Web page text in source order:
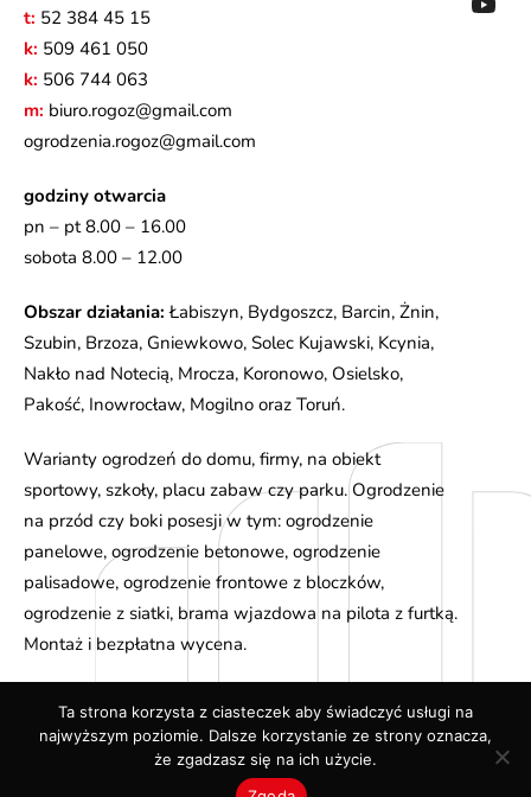
t: 52 384 45 15
k: 509 461 050
k: 506 744 063
m: biuro.rogoz@gmail.com
ogrodzenia.rogoz@gmail.com
godziny otwarcia
pn – pt 8.00 – 16.00
sobota 8.00 – 12.00
Obszar działania: Łabiszyn, Bydgoszcz, Barcin, Żnin,
Szubin, Brzoza, Gniewkowo, Solec Kujawski, Kcynia,
Nakło nad Notecią, Mrocza, Koronowo, Osielsko,
Pakość, Inowrocław, Mogilno oraz Toruń.
Warianty ogrodzeń do domu, firmy, na obiekt
sportowy, szkoły, placu zabaw czy parku. Ogrodzenie
na przód czy boki posesji w tym: ogrodzenie
panelowe, ogrodzenie betonowe, ogrodzenie
palisadowe, ogrodzenie frontowe z bloczków,
ogrodzenie z siatki, brama wjazdowa na pilota z furtką.
Montaż i bezpłatna wycena.
All rights reserved
Ta strona korzysta z ciasteczek aby świadczyć usługi na
najwyższym poziomie. Dalsze korzystanie ze strony oznacza,
że zgadzasz się na ich użycie.